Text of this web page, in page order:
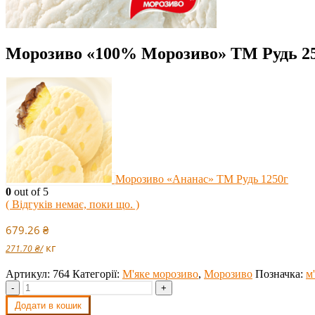
Морозиво «100% Морозиво» ТМ Рудь
Морозиво «Ананас» ТМ Рудь 1250г
0 out of 5
( Відгуків немає, поки що. )
679.26 ₴
271.70₴/ кг
Артикул: 764 Категорії: М'яке морозиво, Морозиво Позначка:
-
+
Додати в кошик